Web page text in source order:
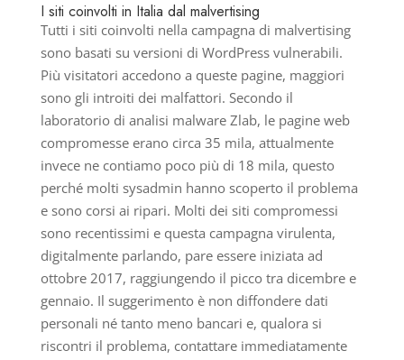
I siti coinvolti in Italia dal malvertising
Tutti i siti coinvolti nella campagna di malvertising
sono basati su versioni di WordPress vulnerabili.
Più visitatori accedono a queste pagine, maggiori
sono gli introiti dei malfattori. Secondo il
laboratorio di analisi malware Zlab, le pagine web
compromesse erano circa 35 mila, attualmente
invece ne contiamo poco più di 18 mila, questo
perché molti sysadmin hanno scoperto il problema
e sono corsi ai ripari. Molti dei siti compromessi
sono recentissimi e questa campagna virulenta,
digitalmente parlando, pare essere iniziata ad
ottobre 2017, raggiungendo il picco tra dicembre e
gennaio. Il suggerimento è non diffondere dati
personali né tanto meno bancari e, qualora si
riscontri il problema, contattare immediatamente